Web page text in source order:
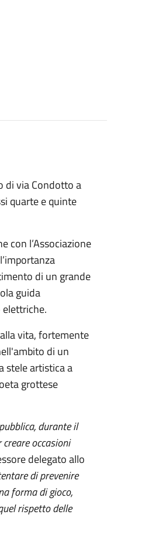
di via Condotto a
quarte e quinte
con l’Associazione
di un grande
guida
vita, fortemente
di un
stele artistica a
grottese
durante il
occasioni
delegato allo
di prevenire
forma di gioco,
rispetto delle